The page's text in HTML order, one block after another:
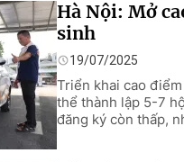
Hà Nội: Mở
sinh
19/07/2025
Triển khai cao
thể thành lập 5-7
đăng ký còn thấp,